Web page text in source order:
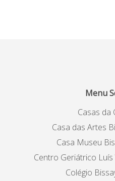
Menu
Casas da
Casa das Artes
Casa Museu
Centro Geriátrico
Colégio